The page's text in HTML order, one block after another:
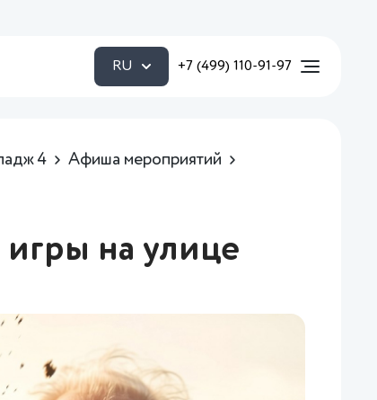
RU +7 (499) 110-91-97
4
Афиша мероприятий
на улице